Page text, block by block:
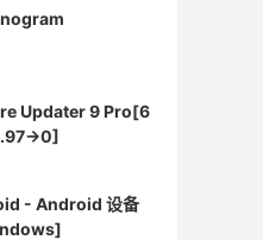
Updater 9 Pro[6
- Android 设备